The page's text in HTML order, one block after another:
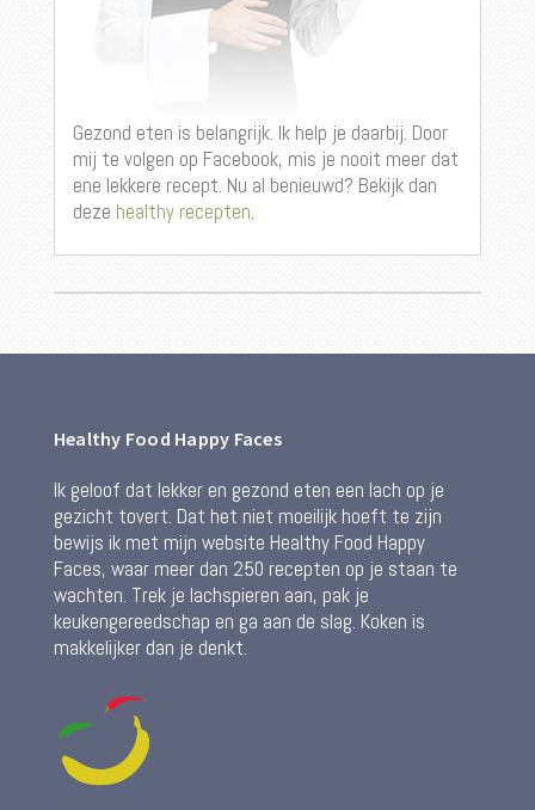
Gezond eten is belangrijk. Ik help je daarbij. Door
mij te volgen op Facebook, mis je nooit meer dat
ene lekkere recept. Nu al benieuwd? Bekijk dan
deze healthy recepten.
Healthy Food Happy Faces
Ik geloof dat lekker en gezond eten een lach op je
gezicht tovert. Dat het niet moeilijk hoeft te zijn
bewijs ik met mijn website Healthy Food Happy
Faces, waar meer dan 250 recepten op je staan te
wachten. Trek je lachspieren aan, pak je
keukengereedschap en ga aan de slag. Koken is
makkelijker dan je denkt.